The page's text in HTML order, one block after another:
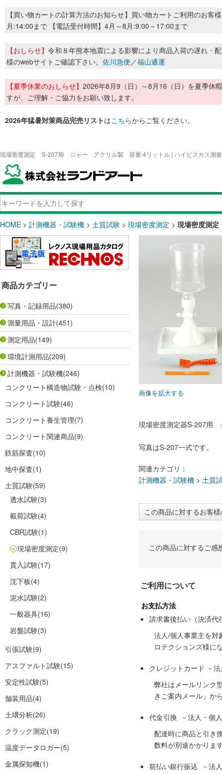
【買い物カートの計算方法のお知らせ】買い物カートご利用のお客
月:14:00まで 【電話受付時間】4月～8月:9:00～17:00まで
【おしらせ】 令和８年熊本地震による影響により商品入荷の遅れ・
様のwebサイトご確認下さい。 佐川急便／福山通運
【夏季休業のおしらせ】 2026年8月9（日）～8月16（日）を夏季休
すが、ご理解・ご協力をお願い致します。
2026年猛暑対策商品完売リストはこちらからご覧ください。
現場密度測定 S-207用 ジャー アクリル製 容量:4リットル | ハイビスカス測量
HOME > 計測機器・試験機 > 土質試験 > 現場密度測定 > 現場密度測
商品カテゴリー
写真・記録用品(380)
測量用品・設計(451)
測定用品(149)
環境計測用品(209)
計測機器・試験機(246)
コンクリート構造物試験・点検(10)
コンクリート試験(46)
コンクリート養生管理(7)
コンクリート関連商品(9)
鉄筋探査(10)
地中探査(1)
土質試験(59)
透水試験(3)
載荷試験(4)
CBR試験(1)
現場密度測定(9)
貫入試験(17)
沈下板(4)
泥水試験(2)
一般器具(16)
岩盤試験(3)
引張試験(9)
アスファルト試験(15)
安定性試験(5)
舗装用品(4)
土壌分析(26)
クラック測定(19)
温度データロガー(5)
金属探知機(1)
画像を拡大する
現場密度測定器S-207用
写真はS-207一式です。
関連カテゴリ：
計測機器・試験機 > 土質
この商品に対するお客
この商品に対するご感
ご利用について
お支払方法
請求書後払い（決済代
法人/個人事業主を対
ロテクションズ様に
クレジットカード －
弊社はメールリンク
きご案内メール」か
代金引換 －法人・個
配達時に商品と引き
数料が別途かかりま
前払い銀行振込 －法